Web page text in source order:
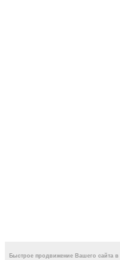
Быстрое продвижение Вашего сайта